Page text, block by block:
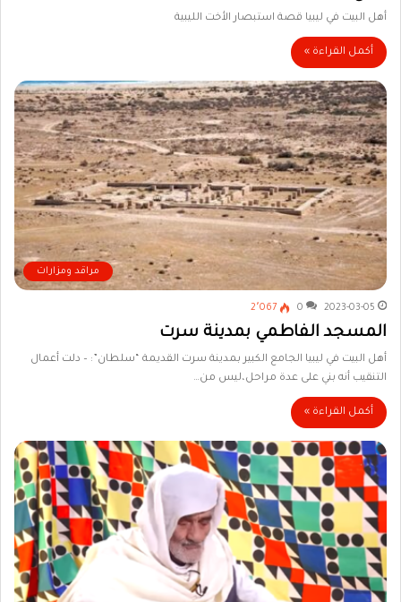
أهل البيت في ليبيا قصة استبصار الأخت الليبية
أكمل القراءة »
مراقد ومزارات
2023-03-05
0 2٬067
المسجد الفاطمي بمدينة سرت
أهل البيت في ليبيا الجامع الكبير بمدينة سرت القديمة “سلطان”: – دلت أعمال
التنقيب أنه بني على عدة مراحل،ليس من…
أكمل القراءة »